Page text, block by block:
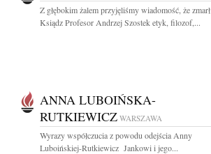
Z głębokim żalem przyjęliśmy wiadomość, że zmarł
Ksiądz Profesor Andrzej Szostek etyk, filozof,...
ANNA LUBOIŃSKA-
RUTKIEWICZ WARSZAWA
Wyrazy współczucia z powodu odejścia Anny
Luboińskiej-Rutkiewicz Jankowi i jego...